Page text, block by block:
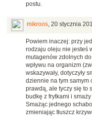
postu.
mikroos, 20 stycznia
Powiem inaczej: przy
rodzaju oleju nie jesteś
mutagenów zdolnych
wpływu na organizm
wskazywały, dotyczyły
dziennie na tym samym
prawdą, ale tyczy się to
budkę z frytkami i
Smażąc jednego
zmieniając tłuszcz